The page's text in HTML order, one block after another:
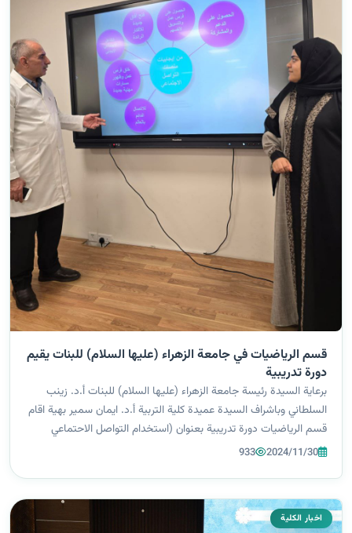
قسم الرياضيات في جامعة الزهراء (عليها السلام) للبنات يقيم
دورة تدريبية
برعاية السيدة رئيسة جامعة الزهراء (عليها السلام) للبنات أ.د. زينب
السلطاني وباشراف السيدة عميدة كلية التربية أ.د. ايمان سمير بهية اقام
قسم الرياضيات دورة تدريبية بعنوان (استخدام التواصل الاحتماعي
الايجابيات والسلبيات) قدمها كل من السيد رئيس قسم الرياضيات
2024/11/30
933
اخبار الكلية